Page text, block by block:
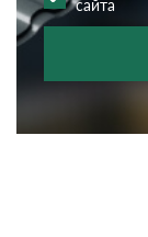
сайта